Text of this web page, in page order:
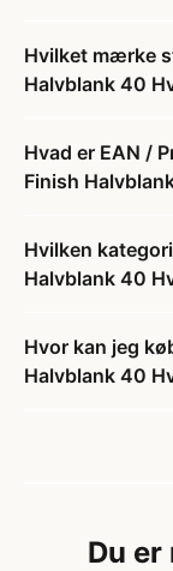
Hvilket mærke
Halvblank 40
Hvad er EAN /
Finish
Hvilken
Halvblank 40
Hvor kan jeg
Halvblank 40
Du er